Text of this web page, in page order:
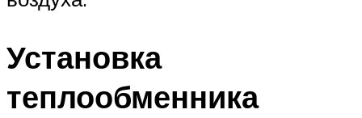
Установка
теплообменника